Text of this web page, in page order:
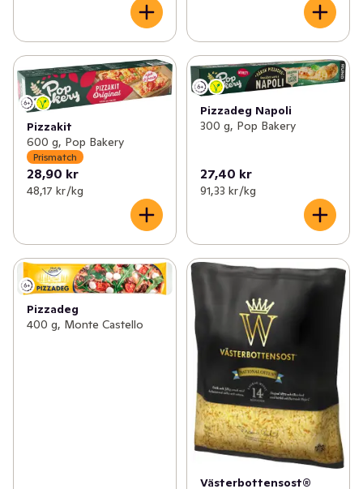
Pizzakit
600 g, Pop Bakery
Prismatch
28,90 kr
48,17 kr /kg
Pizzadeg Napoli
300 g, Pop Bakery
27,40 kr
91,33 kr /kg
Pizzadeg
400 g, Monte Castello
Västerbottensost®